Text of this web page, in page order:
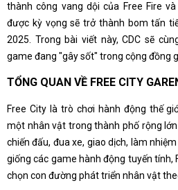
thành công vang dội của Free Fire
được kỳ vọng sẽ trở thành bom tấn
2025. Trong bài viết này, CDC sẽ
game đang "gây sốt" trong cộng đồng
TỔNG QUAN VỀ FREE CITY
Free City là trò chơi hành động thế
một nhân vật trong thành phố rộng
chiến đấu, đua xe, giao dịch, làm
giống các game hành động tuyến tính,
chọn con đường phát triển nhân vật